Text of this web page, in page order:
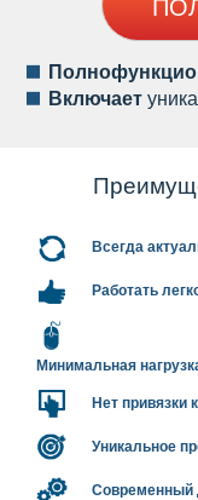
ключает
сегда
Работать
Минимальная
Нет привязки
Уникальное
Современный